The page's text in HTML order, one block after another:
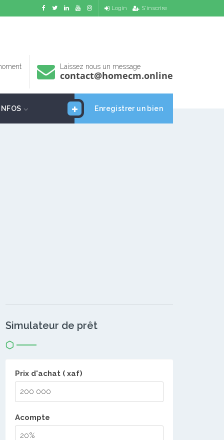
Login S'inscrire
Laissez nous un message
contact@homecm.online
Enregistrer un bien
INFOS
Simulateur de prêt
Prix d'achat ( xaf)
Acompte